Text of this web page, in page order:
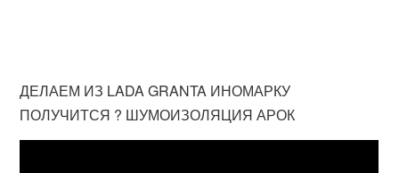
ДЕЛАЕМ ИЗ LADA GRANTA ИНОМАРКУ
ПОЛУЧИТСЯ ? ШУМОИЗОЛЯЦИЯ АРОК